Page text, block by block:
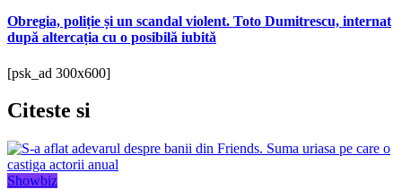
Obregia, poliție și un scandal violent. Toto Dumitrescu, internat
după altercația cu o posibilă iubită
[psk_ad 300x600]
Citeste si
Showbiz